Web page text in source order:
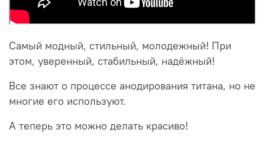
Самый модный, стильный, молодежный! При
этом, уверенный, стабильный, надёжный!
Все знают о процессе анодирования титана, но не
многие его используют.
А теперь это можно делать красиво!